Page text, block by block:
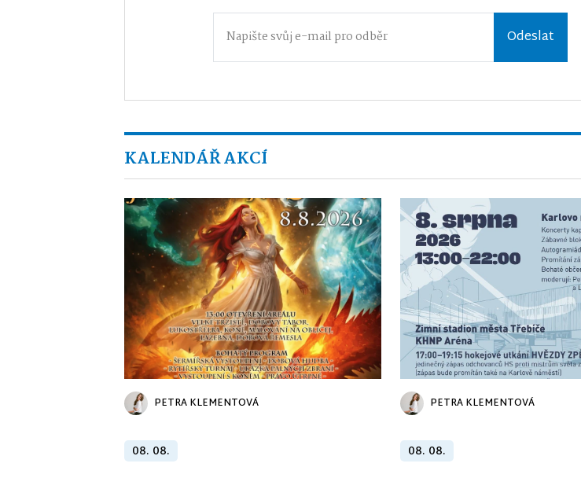
Odeslat
KALENDÁŘ AKCÍ
PETRA KLEMENTOVÁ
08. 08.
PETRA KLEMENTOVÁ
08. 08.